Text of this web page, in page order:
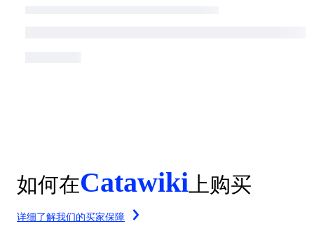
如何在Catawiki 上购买
详细了解我们的买家保障